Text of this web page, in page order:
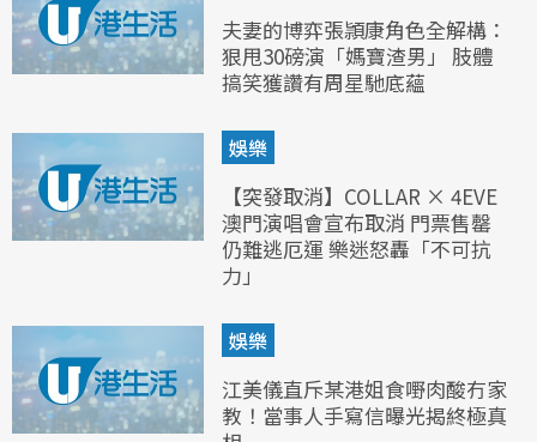
夫妻的博弈張頴康角色全解構：
狠甩30磅演「媽寶渣男」 肢體
搞笑獲讚有周星馳底蘊
娛樂
【突發取消】COLLAR × 4EVE
澳門演唱會宣布取消 門票售罄
仍難逃厄運 樂迷怒轟「不可抗
力」
娛樂
江美儀直斥某港姐食嘢肉酸冇家
教！當事人手寫信曝光揭終極真